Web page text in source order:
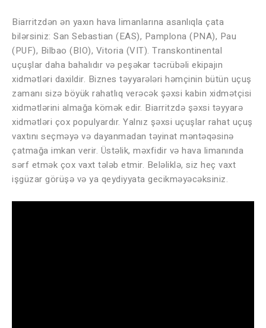
Biarritzdən ən yaxın hava limanlarına asanlıqla çata
bilərsiniz: San Sebastian (EAS), Pamplona (PNA), Pau
(PUF), Bilbao (BIO), Vitoria (VIT). Transkontinental
uçuşlar daha bahalıdır və peşəkar təcrübəli ekipajın
xidmətləri daxildir. Biznes təyyarələri həmçinin bütün uçuş
zamanı sizə böyük rahatlıq verəcək şəxsi kabin xidmətçisi
xidmətlərini almağa kömək edir. Biarritzdə şəxsi təyyarə
xidmətləri çox populyardır. Yalnız şəxsi uçuşlar rahat uçuş
vaxtını seçməyə və dayanmadan təyinat məntəqəsinə
çatmağa imkan verir. Üstəlik, məxfidir və hava limanında
sərf etmək çox vaxt tələb etmir. Beləliklə, siz heç vaxt
işgüzar görüşə və ya qeydiyyata gecikməyəcəksiniz.